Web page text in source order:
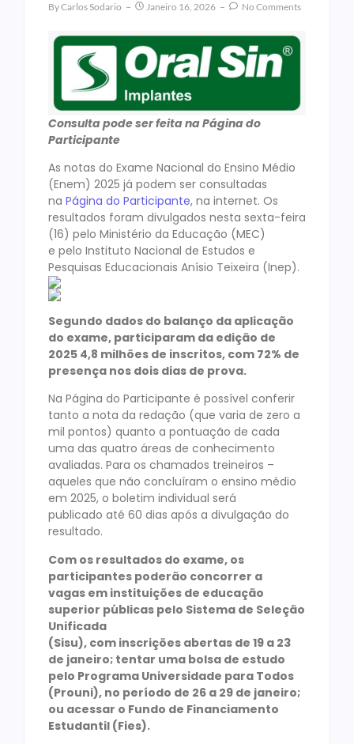
ByCarlos Sodario Janeiro 16, 2026 No Comments
Consulta pode ser feita na Página do
Participante
As notas do Exame Nacional do Ensino Médio
(Enem) 2025 já podem ser consultadas
na Página do Participante, na internet. Os
resultados foram divulgados nesta sexta-feira
(16) pelo Ministério da Educação (MEC)
e pelo Instituto Nacional de Estudos e
Pesquisas Educacionais Anísio Teixeira (Inep).
Segundo dados do balanço da aplicação
do exame, participaram da edição de
2025 4,8 milhões de inscritos, com 72% de
presença nos dois dias de prova.
Na Página do Participante é possível conferir
tanto a nota da redação (que varia de zero a
mil pontos) quanto a pontuação de cada
uma das quatro áreas de conhecimento
avaliadas. Para os chamados treineiros –
aqueles que não concluíram o ensino médio
em 2025, o boletim individual será
publicado até 60 dias após a divulgação do
resultado.
Com os resultados do exame, os
participantes poderão concorrer a
vagas em instituições de educação
superior públicas pelo Sistema de Seleção
Unificada
(Sisu), com inscrições abertas de 19 a 23
de janeiro; tentar uma bolsa de estudo
pelo Programa Universidade para Todos
(Prouni), no período de 26 a 29 de janeiro;
ou acessar o Fundo de Financiamento
Estudantil (Fies).